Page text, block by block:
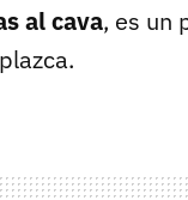
al cava, es un